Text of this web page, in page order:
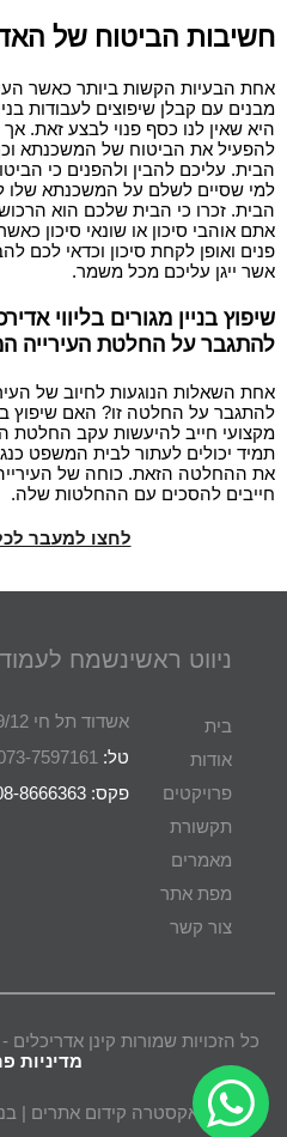
חשיבות הביטוח של
אחת הבעיות הקשות ביותר כאשר
מבנים עם קבלן שיפוצים לעבודות
היא שאין לנו כסף פנוי לבצע זאת. אך
להפעיל את הביטוח של המשכנתא
הבית. עליכם להבין ולהפנים כי
למי שסיים לשלם על המשכנתא שלו
הבית. זכרו כי הבית שלכם הוא
אתם אוהבי סיכון או שונאי סיכון
פנים ואופן לקחת סיכון וכדאי לכם
אשר ייגן עליכם מכל משמר.
שיפוץ בניין מגורים בליווי
להתגבר על החלטת העירייה
אחת השאלות הנוגעות לחיוב של
להתגבר על החלטה זו? האם שיפוץ
מקצועי חייב להיעשות עקב החלטת
תמיד יכולים לעתור לבית המשפט
את ההחלטה הזאת. כוחה של
חייבים להסכים עם ההחלטות שלה.
לחצו למעבר
ניווט ראשי
בית
אודות
פרויקטים
תקשורת
מאמרים
מפת אתר
צור קשר
נשמח
אשדוד תל חי 9/12
טל: 7597161
פקס: 08-8666363
כל הזכויות שמורות קינן אדריכלים -
מדיניות
אקסטרה קידום אתרים |